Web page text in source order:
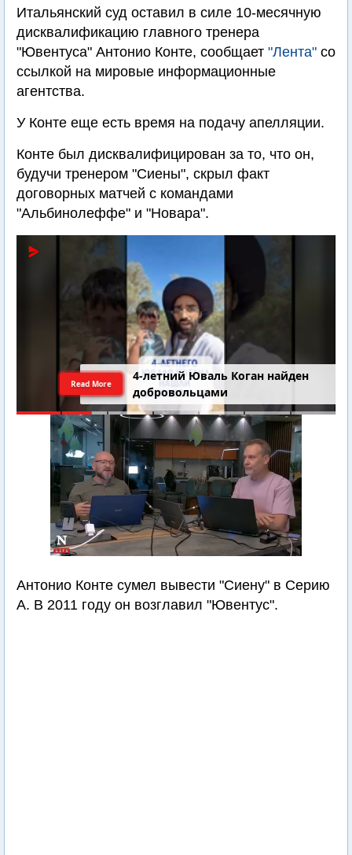
Итальянский суд оставил в силе 10-месячную
дисквалификацию главного тренера
"Ювентуса" Антонио Конте, сообщает "Лента" со
ссылкой на мировые информационные
агентства.
У Конте еще есть время на подачу апелляции.
Конте был дисквалифицирован за то, что он,
будучи тренером "Сиены", скрыл факт
договорных матчей с командами
"Альбинолеффе" и "Новара".
4-летний Юваль Коган найден
добровольцами
Read More
Антонио Конте сумел вывести "Сиену" в Серию
А. В 2011 году он возглавил "Ювентус".